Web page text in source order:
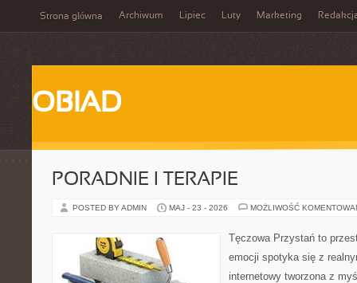
Strona główna Archiwum Lipiec Luty Marketing
OBIAD
PORADNIE I TERAPIE
POSTED BY ADMIN MAJ - 23 - 2026 MOŻLIWOŚĆ
Tęczowa Przystań to
emocji spotyka się z
internetowy tworzona z